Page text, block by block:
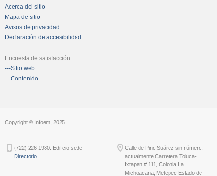
Acerca del sitio
Mapa de sitio
Avisos de privacidad
Declaración de accesibilidad
Encuesta de satisfacción:
---Sitio web
---Contenido
Copyright © Infoem, 2025
(722) 226 1980. Edificio sede
Directorio
Calle de Pino Suárez sin número,
actualmente Carretera Toluca-
Ixtapan # 111, Colonia La
Michoacana; Metepec Estado de